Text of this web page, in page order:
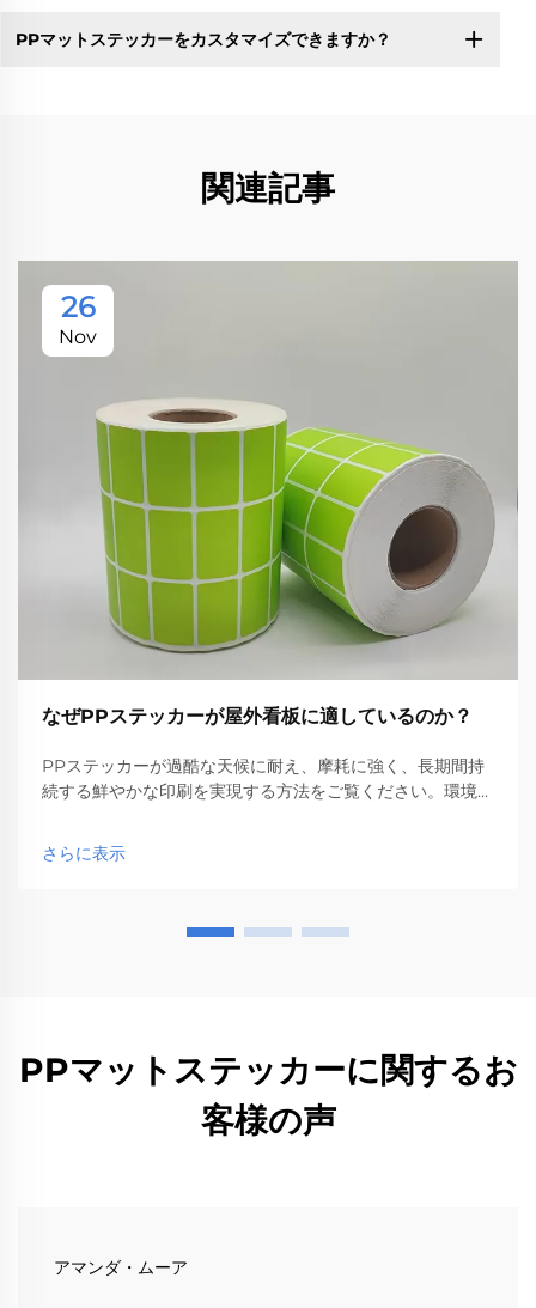
PPマットステッカーをカスタマイズできますか？
関連記事
26
Nov
なぜPPステッカーが屋外看板に適しているのか？
PPステッカーが過酷な天候に耐え、摩耗に強く、長期間持
続する鮮やかな印刷を実現する方法をご覧ください。環境に
さらに表示
PPマットステッカーに関するお
客様の声
アマンダ・ムーア